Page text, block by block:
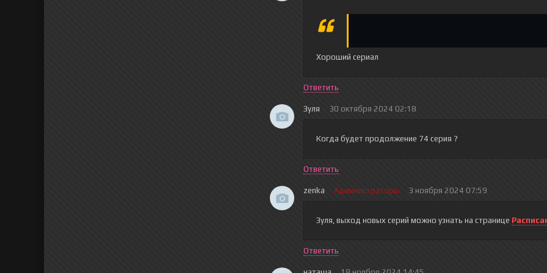
Хороший сериал
Ответить
Зуля 30 октября 2024 02:18
Когда будет продолжение 74 серия ?
Ответить
zenka Администраторы 3 ноября 2024 07:59
Зуля, выход новых серий можно узнать на странице
Ответить